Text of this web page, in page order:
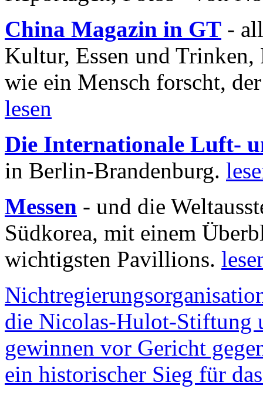
China Magazin in GT -
Kultur, Essen und
wie ein Mensch forscht,
lesen
Die Internationale Luft-
in Berlin-Brandenburg.
Messen - und die
Südkorea, mit einem
wichtigsten Pavillions.
die Nicolas-Hulot-Stiftung
gewinnen vor Gericht
ein historischer Sieg für